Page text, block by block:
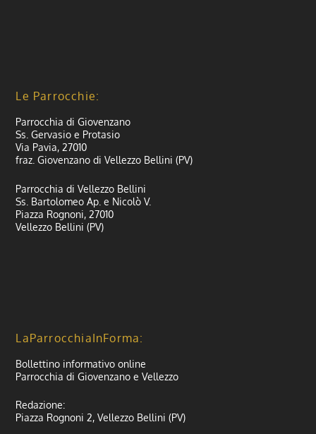
Le Parrocchie:
Parrocchia di Giovenzano
Ss. Gervasio e Protasio
Via Pavia, 27010
fraz. Giovenzano di Vellezzo Bellini (PV)
Parrocchia di Vellezzo Bellini
Ss. Bartolomeo Ap. e Nicolò V.
Piazza Rognoni, 27010
Vellezzo Bellini (PV)
LaParrocchiaInForma:
Bollettino informativo online
Parrocchia di Giovenzano e Vellezzo
Redazione:
Piazza Rognoni 2, Vellezzo Bellini (PV)